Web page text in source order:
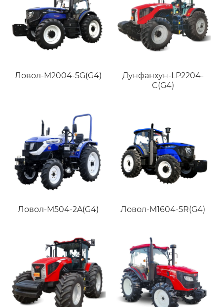
Ловол-M2004-5G(G4)
Дунфанхун-LP2204-
C(G4)
Ловол-M504-2A(G4) Ловол-M1604-5R(G4)